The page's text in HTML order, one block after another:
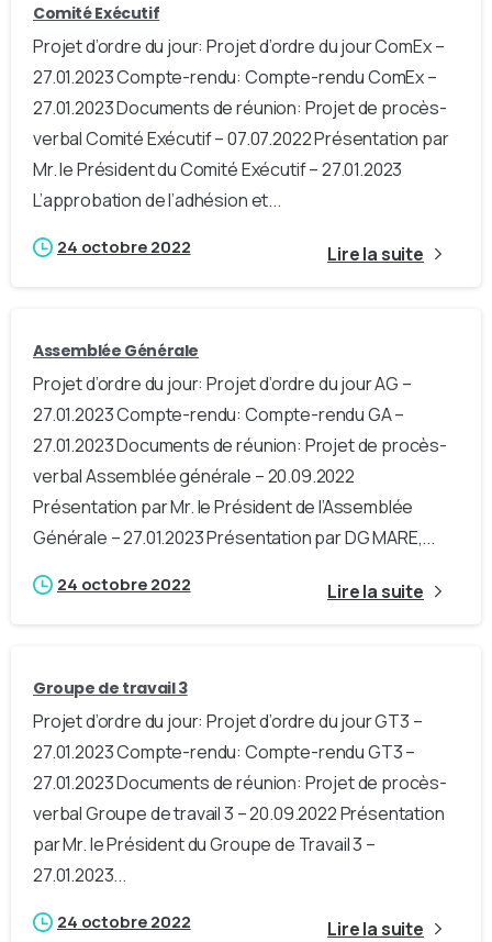
Comité Exécutif
Projet d’ordre du jour: Projet d’ordre du jour ComEx –
27.01.2023 Compte-rendu: Compte-rendu ComEx –
27.01.2023 Documents de réunion: Projet de procès-
verbal Comité Exécutif – 07.07.2022 Présentation par
Mr. le Président du Comité Exécutif – 27.01.2023
L’approbation de l’adhésion et...
24 octobre 2022 Lire la suite
Assemblée Générale
Projet d’ordre du jour: Projet d’ordre du jour AG –
27.01.2023 Compte-rendu: Compte-rendu GA –
27.01.2023 Documents de réunion: Projet de procès-
verbal Assemblée générale – 20.09.2022
Présentation par Mr. le Président de l’Assemblée
Générale – 27.01.2023 Présentation par DG MARE,...
24 octobre 2022 Lire la suite
Groupe de travail 3
Projet d’ordre du jour: Projet d’ordre du jour GT3 –
27.01.2023 Compte-rendu: Compte-rendu GT3 –
27.01.2023 Documents de réunion: Projet de procès-
verbal Groupe de travail 3 – 20.09.2022 Présentation
par Mr. le Président du Groupe de Travail 3 –
27.01.2023...
24 octobre 2022 Lire la suite